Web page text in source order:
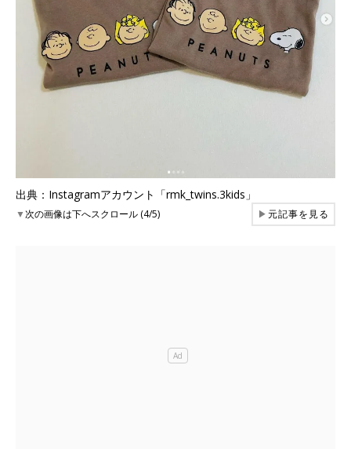
出典：Instagramアカウント「rmk_twins.3kids」
▼次の画像は下へスクロール (4/5) ▶元記事を見る